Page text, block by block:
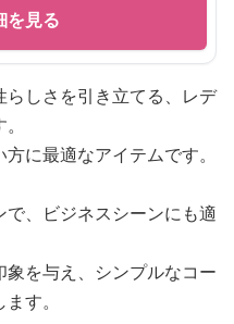
を見る
しさを引き立てる、レデ
に最適なアイテムです。
、ビジネスシーンにも適
を与え、シンプルなコー
す。